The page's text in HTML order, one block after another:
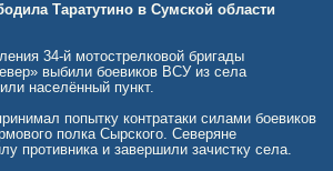
Таратутино в Сумской области
34-й мотострелковой бригады
выбили боевиков ВСУ из села
населённый пункт.
попытку контратаки силами боевиков
полка Сырского. Северяне
противника и завершили зачистку села.